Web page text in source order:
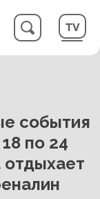
события
по 24
отдыхает